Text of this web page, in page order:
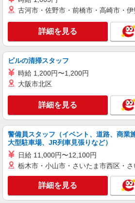
派遣社員
【Y!mobile】人気機種
売
時給1400円〜 ※残
（規定あり） ゜+゜・。○。・゜+゜・。○。・゜
+゜ 入社祝い金10万円支給(規定有
頂くと, インセンティブ支給(
い・週払い可能（規程
+゜・。○。・゜+゜
愛知県名古屋市西区
キープ
派遣社員
株式会社シエロ
人気機種に詳しくなれ
【softbank】
時給1600円〜 ※別
あり） ゜+゜・。○。・゜+゜・。○。・゜+゜ 入
社祝い金10万円支給(規定有) お友達を紹
インセンティブ支給(規定有) ★月2回払い
愛知県名古屋市西区
古河市・佐野市・前橋市・高崎市・
詳細を見る
ビルの清掃スタッフ
時給 1,200円〜1,200円
大阪市北区
詳細を見る
警備員スタッフ（イベント、道路、商業施
大型駐車場、JR列車見張りなど）
日給 11,000円〜12,100円
栃木市・小山市・さいたま市西区・
詳細を見る